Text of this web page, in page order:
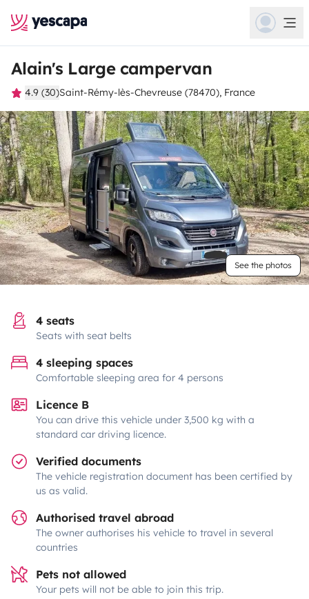
Alain's Large campervan
4.9 (30)Saint-Rémy-lès-Chevreuse (78470), France
See the photos
4 seats
Seats with seat belts
4 sleeping spaces
Comfortable sleeping area for 4 persons
Licence B
You can drive this vehicle under 3,500 kg with a
standard car driving licence.
Verified documents
The vehicle registration document has been certified by
us as valid.
Authorised travel abroad
The owner authorises his vehicle to travel in several
countries
Pets not allowed
Your pets will not be able to join this trip.